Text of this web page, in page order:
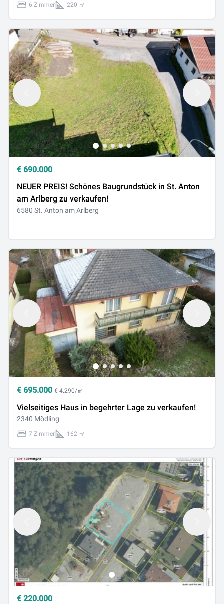
6 Zimmer 220 ㎡
€ 690.000
NEUER PREIS! Schönes Baugrundstück in St. Anton
am Arlberg zu verkaufen!
6580 St. Anton am Arlberg
€ 695.000 € 4.290/㎡
Vielseitiges Haus in begehrter Lage zu verkaufen!
2340 Mödling
7 Zimmer 162 ㎡
€ 220.000